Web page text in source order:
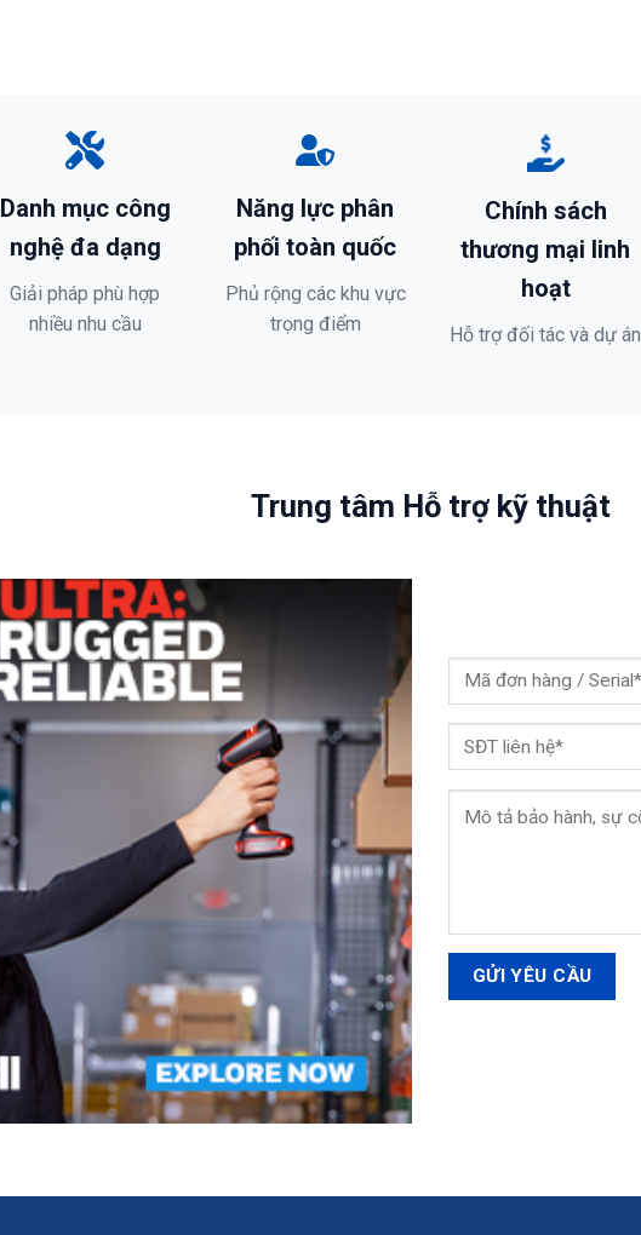
Danh mục công
nghệ đa dạng
Giải pháp phù hợp
nhiều nhu cầu
Năng lực phân
phối toàn quốc
Phủ rộng các khu vực
trọng điểm
Chính sách
thương mại linh
hoạt
Hỗ trợ đối tác và dự án
Trung tâm Hỗ trợ kỹ thuật